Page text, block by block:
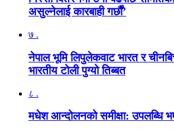
असुल्नेलाई कारबाही गर्छाैं’
७ .
नेपाल भूमि लिपुलेकवाट भारत र
भारतीय टोली पुग्यो तिब्बत
८ .
मधेश आन्दोलनको समीक्षा: उपलब्धि